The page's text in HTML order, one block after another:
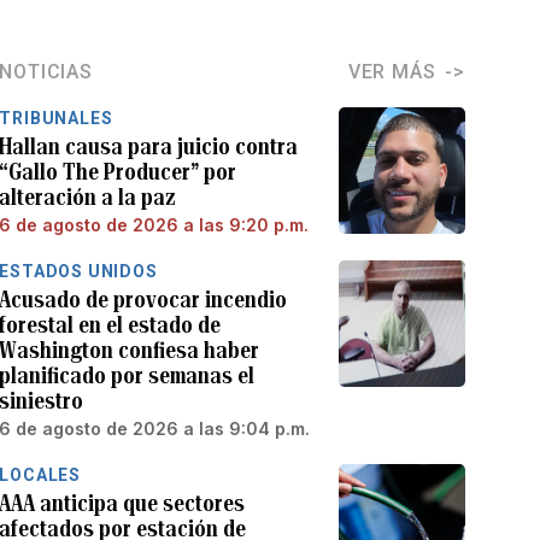
NOTICIAS VER MÁS
TRIBUNALES
Hallan causa para juicio contra
“Gallo The Producer” por
alteración a la paz
6 de agosto de 2026 a las 9:20 p.m.
ESTADOS UNIDOS
Acusado de provocar incendio
forestal en el estado de
Washington confiesa haber
planificado por semanas el
siniestro
6 de agosto de 2026 a las 9:04 p.m.
LOCALES
AAA anticipa que sectores
afectados por estación de